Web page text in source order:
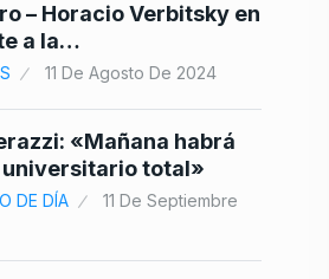
– Horacio Verbitsky en
a la…
11 De Agosto De 2024
«Mañana habrá
universitario total»
DE DÍA
11 De Septiembre